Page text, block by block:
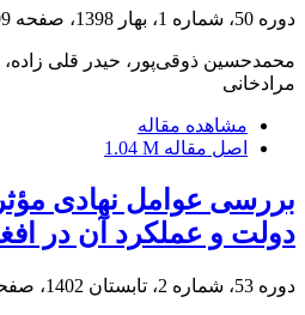
دوره 50، شماره 1، بهار 1398، صفحه
محمدحسین ذوقی‌پور، حیدر قلی
مرادخانی
مشاهده مقاله
اصل مقاله 1.04 M
بررسی عوامل نهادی
دولت و عملکرد آن در افغانستان،
دوره 53، شماره 2، تابستان 1402، صفحه